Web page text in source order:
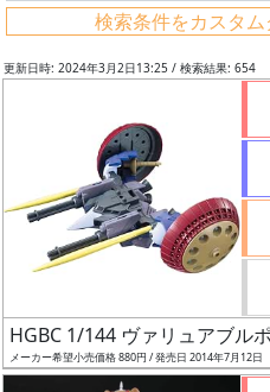
検索条件をカスタ
フ
リ
更新日時: 2024年3月2日13:25 / 検索結果: 654
HGBC 1/144 ヴァリュアブル
メーカー希望小売価格 880円 / 発売日 2014年7月12日